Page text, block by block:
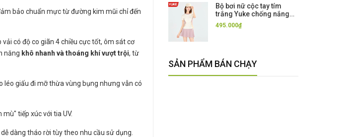
bảo chuẩn mực từ đường kim mũi chỉ đến
vải có độ co giãn 4 chiều cực tốt, ôm sát cơ
năng khô nhanh và thoáng khí vượt trội, từ
léo giấu đi mỡ thừa vùng bụng nhưng vẫn có
tiếp xúc với tia UV.
dàng tháo rời tùy theo nhu cầu sử dụng.
Bộ bơi nữ cộc tay tím
trắng Yuke chống nắng
UPF50+ chân váy tôn
dáng co giãn
495.000₫
SẢN PHẨM BÁN CHẠY